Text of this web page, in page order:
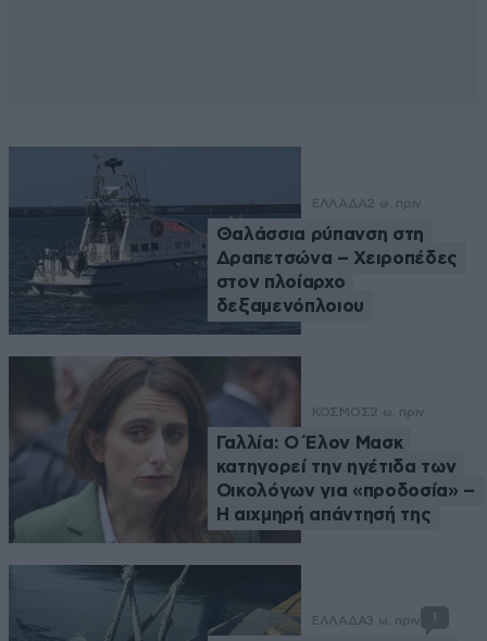
ΕΛΛΑΔΑ2 ω. πριν
Θαλάσσια ρύπανση στη
Δραπετσώνα – Χειροπέδες
στον πλοίαρχο
δεξαμενόπλοιου
ΚΟΣΜΟΣ2 ω. πριν
Γαλλία: Ο Έλον Μασκ
κατηγορεί την ηγέτιδα των
Οικολόγων για «προδοσία» –
Η αιχμηρή απάντησή της
ΕΛΛΑΔΑ3 ω. πριν 1